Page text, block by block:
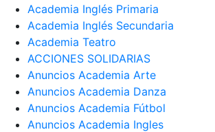
Academia Inglés Primaria
Academia Inglés Secundaria
Academia Teatro
ACCIONES SOLIDARIAS
Anuncios Academia Arte
Anuncios Academia Danza
Anuncios Academia Fútbol
Anuncios Academia Ingles